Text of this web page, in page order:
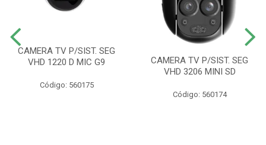
CAMERA TV P/SIST. SEG
VHD 1220 D MIC G9
Código: 560175
CAMERA TV P/SIST. SEG
VHD 3206 MINI SD
Código: 560174